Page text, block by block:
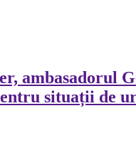
situații de